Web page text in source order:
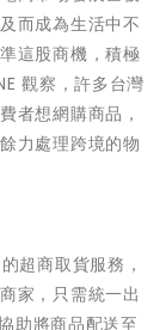
而成為生活中不
這股商機，積極
觀察，許多台灣
者想網購商品，
力處理跨境的物
超商取貨服務，
家，只需統一出
助將商品配送至